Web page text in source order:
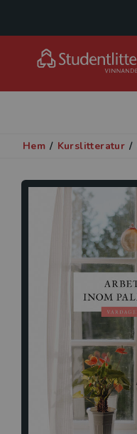
Hem / Kurslitteratur /